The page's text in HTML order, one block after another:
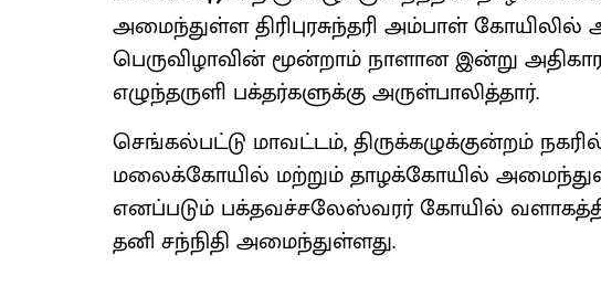
அமைந்துள்ள திரிபுரசுந்தரி அம்பாள் கோயிலில்
பெருவிழாவின் மூன்றாம் நாளான இன்று
எழுந்தருளி பக்தர்களுக்கு அருள்பாலித்தார்.
செங்கல்பட்டு மாவட்டம், திருக்கழுக்குன்றம்
மலைக்கோயில் மற்றும் தாழக்கோயில்
எனப்படும் பக்தவச்சலேஸ்வரர் கோயில் வளாகத்தில்,
தனி சந்நிதி அமைந்துள்ளது.